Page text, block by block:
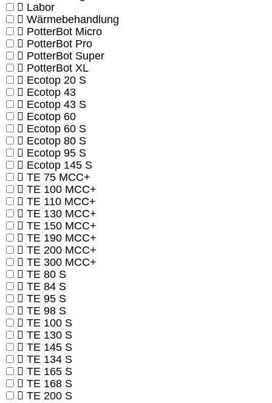
Labor
Wärmebehandlung
PotterBot Micro
PotterBot Pro
PotterBot Super
PotterBot XL
Ecotop 20 S
Ecotop 43
Ecotop 43 S
Ecotop 60
Ecotop 60 S
Ecotop 80 S
Ecotop 95 S
Ecotop 145 S
TE 75 MCC+
TE 100 MCC+
TE 110 MCC+
TE 130 MCC+
TE 150 MCC+
TE 190 MCC+
TE 200 MCC+
TE 300 MCC+
TE 80 S
TE 84 S
TE 95 S
TE 98 S
TE 100 S
TE 130 S
TE 145 S
TE 134 S
TE 165 S
TE 168 S
TE 200 S